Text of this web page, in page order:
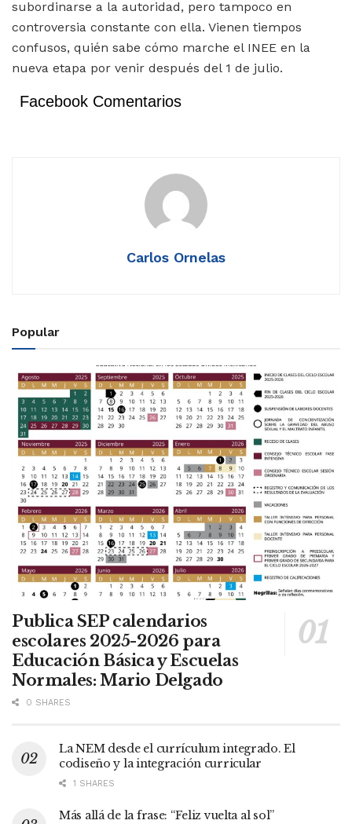
subordinarse a la autoridad, pero tampoco en
controversia constante con ella. Vienen tiempos
confusos, quién sabe cómo marche el INEE en la
nueva etapa por venir después del 1 de julio.
Facebook Comentarios
Carlos Ornelas
Popular
Publica SEP calendarios
escolares 2025-2026 para
Educación Básica y Escuelas
Normales: Mario Delgado
0 SHARES
La NEM desde el currículum integrado. El
codiseño y la integración curricular
1 SHARES
Más allá de la frase: “Feliz vuelta al sol”